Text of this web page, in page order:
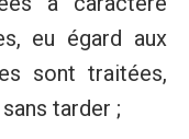
eu égard aux
sont traitées,
tarder ;